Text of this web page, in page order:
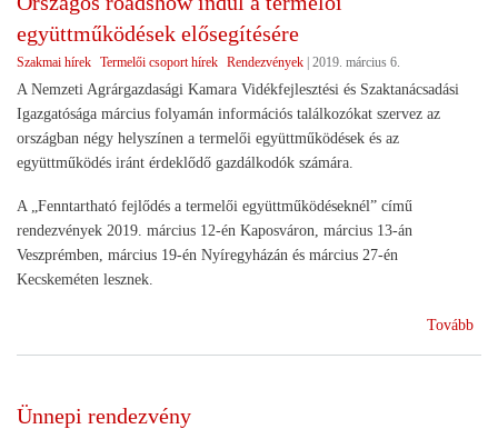
együttműködések elősegítésére
Szakmai hírek Termelői csoport hírek Rendezvények 2019. március 6.
A Nemzeti Agrárgazdasági Kamara Vidékfejlesztési és Szaktanácsadási
Igazgatósága március folyamán információs találkozókat szervez az
országban négy helyszínen a termelői együttműködések és az
együttműködés iránt érdeklődő gazdálkodók számára.
A „Fenntartható fejlődés a termelői együttműködéseknél” című
rendezvények 2019. március 12-én Kaposváron, március 13-án
Veszprémben, március 19-én Nyíregyházán és március 27-én
Kecskeméten lesznek.
Tovább
Ünnepi rendezvény